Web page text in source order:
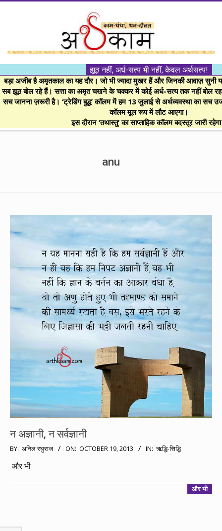
।।
अर्थकाम।।
BE
FINANCIALLY
झूठ नहीं, अर्ध-सत्य भी नहीं, केवल अर्थसत्य!
बड़ा अजीब है अमृतकाल का यह दौर। जो भी ज्यादा मुखर हैं और जिनकी आवाज़ सुनी
सब झूठ बोल रहे हैं। सत्ता का अमृत चखने के चक्कर में कोई अर्ध-सत्य तक नहीं बोल
सच जानना ज़रूरी है। ‘ट्रेडिंग बुद्ध’ कॉलम में हम 13 जुलाई से अर्थव्यवस्था का सच
कॉलम मूल रूप में लौट आएगा।
इस दौरान ‘तथास्तु’ का साप्ताहिक कॉलम बदस्तूर जारी
anu
न अज्ञानी, न सर्वज्ञानी
2013-
10-
BY: अनिल रघुराज ON: OCTOBER 19, 2013 IN: ऋद्धि-सिद्धि
और भी
और भी